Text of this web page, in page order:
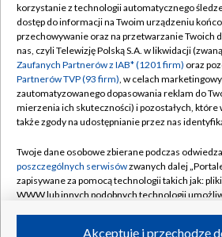
TVP
Abonament
Sklep TVP
Biuro Reklamy
Oferta
Emisja w TVP
Rada
Ogłoszenia
Regulamin
Polityka
Moje zgody
Biuro reklamy
Kanały
©2026 Telewizja Polska Spółka
korzystanie z technologii automatycznego
dostęp do informacji na Twoim urządzeniu
przechowywanie oraz na przetwarzanie Twoich
nas, czyli Telewizję Polską S.A. w likwidacji
Zaufanych Partnerów z IAB* (1201 firm) oraz
Partnerów TVP (93 firm), w celach
zautomatyzowanego dopasowania reklam do
mierzenia ich skuteczności) i pozostałych, które
także zgody na udostępnianie przez nas
Twoje dane osobowe zbierane podczas
poszczególnych serwisówzwanych dalej
zapisywane za pomocą technologii takich jak:
WWW lub innych podobnych technologii
Akceptuję i przechodzę